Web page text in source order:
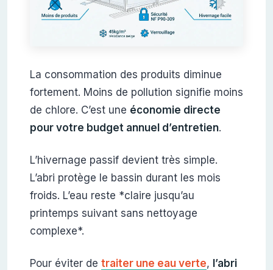
La consommation des produits diminue
fortement. Moins de pollution signifie moins
de chlore. C’est une économie directe
pour votre budget annuel d’entretien.
L’hivernage passif devient très simple.
L’abri protège le bassin durant les mois
froids. L’eau reste *claire jusqu’au
printemps suivant sans nettoyage
complexe*.
Pour éviter de traiter une eau verte, l’abri